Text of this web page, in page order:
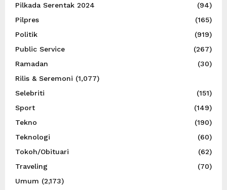
Pilkada Serentak 2024
(94)
Pilpres
(165)
Politik
(919)
Public Service
(267)
Ramadan
(30)
Rilis & Seremoni (1,077)
Selebriti
(151)
Sport
(149)
Tekno
(190)
Teknologi
(60)
Tokoh/Obituari
(62)
Traveling
(70)
Umum (2,173)